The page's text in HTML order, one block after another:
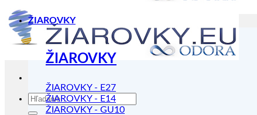
Hľadať:
ŽIAROVKY
ŽIAROVKY
ŽIAROVKY - E27
ŽIAROVKY - E14
ŽIAROVKY - GU10